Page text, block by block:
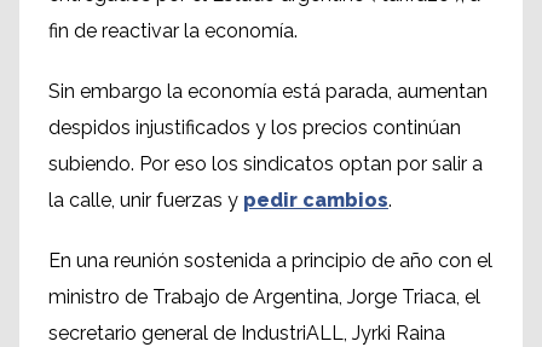
fin de reactivar la economía.
Sin embargo la economía está parada, aumentan
despidos injustificados y los precios continúan
subiendo. Por eso los sindicatos optan por salir a
la calle, unir fuerzas y pedir cambios.
En una reunión sostenida a principio de año con el
ministro de Trabajo de Argentina, Jorge Triaca, el
secretario general de IndustriALL, Jyrki Raina